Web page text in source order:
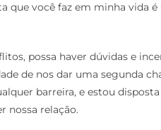
que você faz em minha vida
possa haver dúvidas e
de nos dar uma segunda
barreira, e estou
nossa relação.